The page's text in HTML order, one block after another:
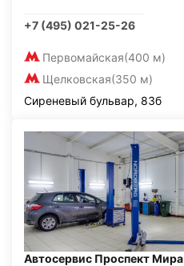
+7 (495) 021-25-26
Первомайская(400 м)
Щелковская(350 м)
Сиреневый бульвар, 83б
Автосервис Проспект Мира